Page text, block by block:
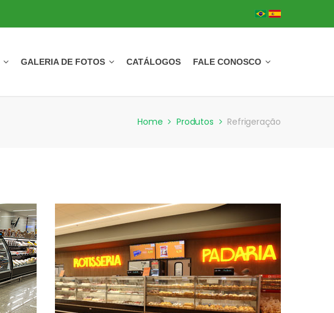
GALERIA DE FOTOS CATÁLOGOS FALE CONOSCO
Home Produtos Refrigeração